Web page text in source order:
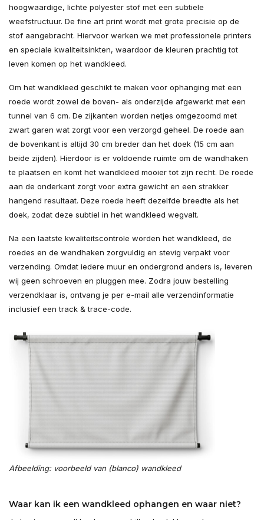
hoogwaardige, lichte polyester stof met een subtiele
weefstructuur. De fine art print wordt met grote precisie op de
stof aangebracht. Hiervoor werken we met professionele printers
en speciale kwaliteitsinkten, waardoor de kleuren prachtig tot
leven komen op het wandkleed.
Om het wandkleed geschikt te maken voor ophanging met een
roede wordt zowel de boven- als onderzijde afgewerkt met een
tunnel van 6 cm. De zijkanten worden netjes omgezoomd met
zwart garen wat zorgt voor een verzorgd geheel. De roede aan
de bovenkant is altijd 30 cm breder dan het doek (15 cm aan
beide zijden). Hierdoor is er voldoende ruimte om de wandhaken
te plaatsen en komt het wandkleed mooier tot zijn recht. De roede
aan de onderkant zorgt voor extra gewicht en een strakker
hangend resultaat. Deze roede heeft dezelfde breedte als het
doek, zodat deze subtiel in het wandkleed wegvalt.
Na een laatste kwaliteitscontrole worden het wandkleed, de
roedes en de wandhaken zorgvuldig en stevig verpakt voor
verzending. Omdat iedere muur en ondergrond anders is, leveren
wij geen schroeven en pluggen mee. Zodra jouw bestelling
verzendklaar is, ontvang je per e-mail alle verzendinformatie
inclusief een track & trace-code.
Afbeelding: voorbeeld van (blanco) wandkleed
Waar kan ik een wandkleed ophangen en waar niet?